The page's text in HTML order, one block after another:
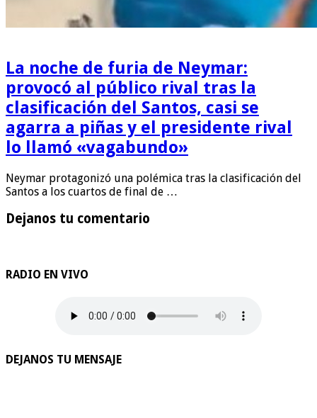
La noche de furia de Neymar:
provocó al público rival tras la
clasificación del Santos, casi se
agarra a piñas y el presidente rival
lo llamó «vagabundo»
Neymar protagonizó una polémica tras la clasificación del
Santos a los cuartos de final de …
Dejanos tu comentario
RADIO EN VIVO
DEJANOS TU MENSAJE